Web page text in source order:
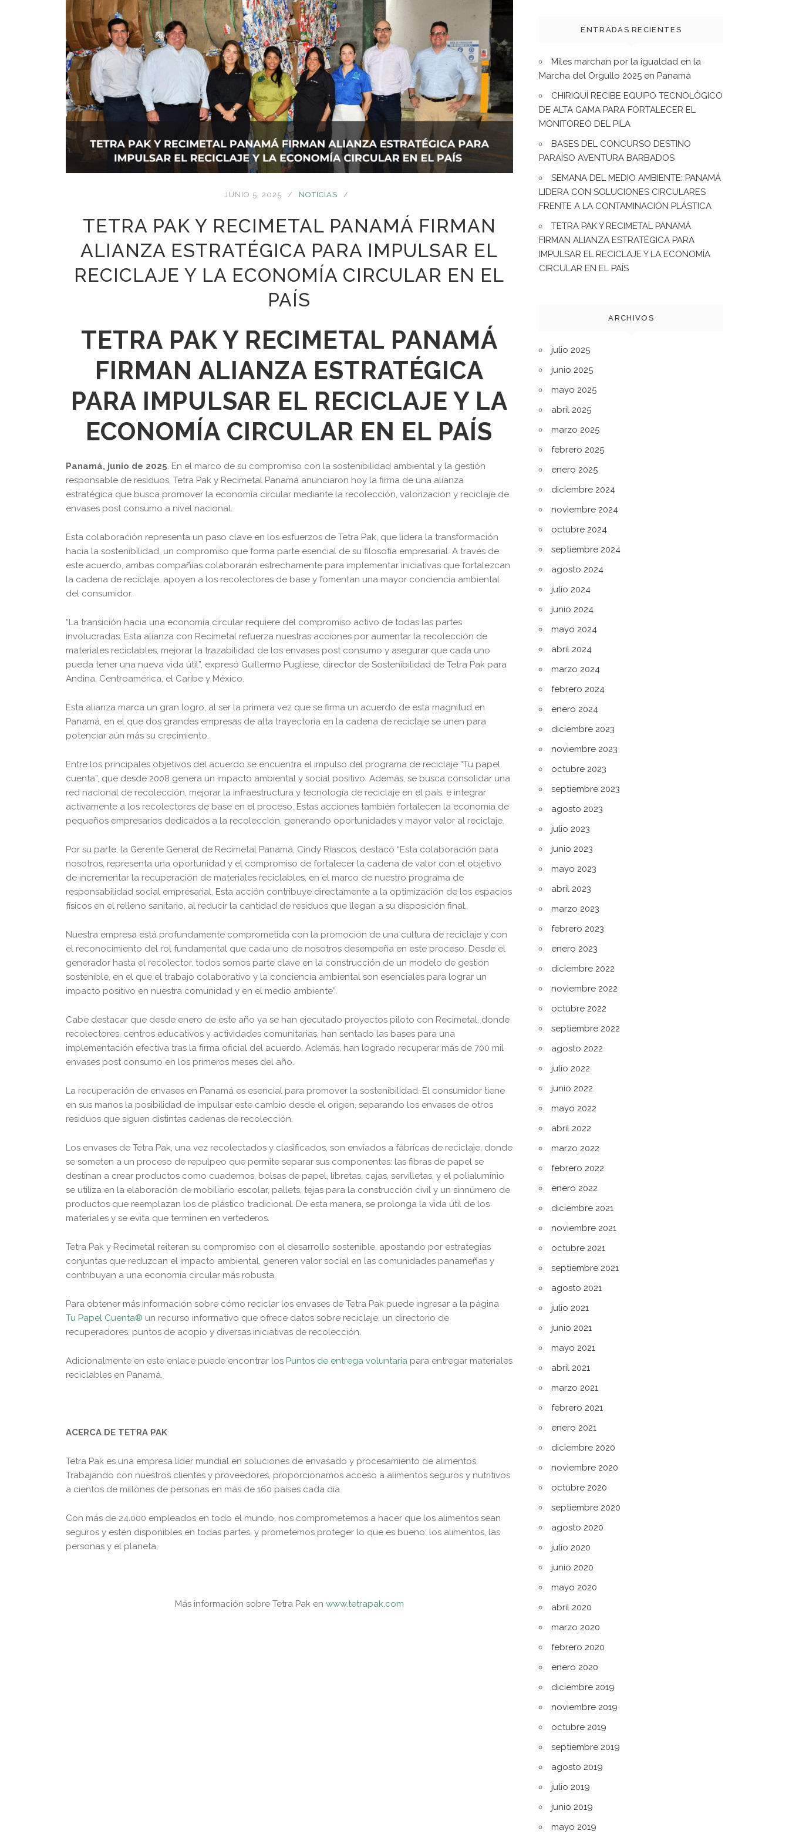
JUNIO 5, 2025 NOTICIAS
TETRA PAK Y RECIMETAL PANAMÁ FIRMAN
ALIANZA ESTRATÉGICA PARA IMPULSAR EL
RECICLAJE Y LA ECONOMÍA CIRCULAR EN EL
PAÍS
TETRA PAK Y RECIMETAL PANAMÁ
FIRMAN ALIANZA ESTRATÉGICA
PARA IMPULSAR EL RECICLAJE Y LA
ECONOMÍA CIRCULAR EN EL PAÍS
Panamá, junio de 2025. En el marco de su compromiso con la sostenibilidad ambiental y la gestión
responsable de residuos, Tetra Pak y Recimetal Panamá anunciaron hoy la firma de una alianza
estratégica que busca promover la economía circular mediante la recolección, valorización y reciclaje de
envases post consumo a nivel nacional.
Esta colaboración representa un paso clave en los esfuerzos de Tetra Pak, que lidera la transformación
hacia la sostenibilidad, un compromiso que forma parte esencial de su filosofía empresarial. A través de
este acuerdo, ambas compañías colaborarán estrechamente para implementar iniciativas que fortalezcan
la cadena de reciclaje, apoyen a los recolectores de base y fomentan una mayor conciencia ambiental
del consumidor.
“La transición hacia una economía circular requiere del compromiso activo de todas las partes
involucradas. Esta alianza con Recimetal refuerza nuestras acciones por aumentar la recolección de
materiales reciclables, mejorar la trazabilidad de los envases post consumo y asegurar que cada uno
pueda tener una nueva vida útil”, expresó Guillermo Pugliese, director de Sostenibilidad de Tetra Pak para
Andina, Centroamérica, el Caribe y México.
Esta alianza marca un gran logro, al ser la primera vez que se firma un acuerdo de esta magnitud en
Panamá, en el que dos grandes empresas de alta trayectoria en la cadena de reciclaje se unen para
potenciar aún más su crecimiento.
Entre los principales objetivos del acuerdo se encuentra el impulso del programa de reciclaje “Tu papel
cuenta”, que desde 2008 genera un impacto ambiental y social positivo. Además, se busca consolidar una
red nacional de recolección, mejorar la infraestructura y tecnología de reciclaje en el país, e integrar
activamente a los recolectores de base en el proceso. Estas acciones también fortalecen la economía de
pequeños empresarios dedicados a la recolección, generando oportunidades y mayor valor al reciclaje.
Por su parte, la Gerente General de Recimetal Panamá, Cindy Riascos, destacó “Esta colaboración para
nosotros, representa una oportunidad y el compromiso de fortalecer la cadena de valor con el objetivo
de incrementar la recuperación de materiales reciclables, en el marco de nuestro programa de
responsabilidad social empresarial. Esta acción contribuye directamente a la optimización de los espacios
físicos en el relleno sanitario, al reducir la cantidad de residuos que llegan a su disposición final.
Nuestra empresa está profundamente comprometida con la promoción de una cultura de reciclaje y con
el reconocimiento del rol fundamental que cada uno de nosotros desempeña en este proceso. Desde el
generador hasta el recolector, todos somos parte clave en la construcción de un modelo de gestión
sostenible, en el que el trabajo colaborativo y la conciencia ambiental son esenciales para lograr un
impacto positivo en nuestra comunidad y en el medio ambiente”.
Cabe destacar que desde enero de este año ya se han ejecutado proyectos piloto con Recimetal, donde
recolectores, centros educativos y actividades comunitarias, han sentado las bases para una
implementación efectiva tras la firma oficial del acuerdo. Además, han logrado recuperar más de 700 mil
envases post consumo en los primeros meses del año.
La recuperación de envases en Panamá es esencial para promover la sostenibilidad. El consumidor tiene
en sus manos la posibilidad de impulsar este cambio desde el origen, separando los envases de otros
residuos que siguen distintas cadenas de recolección.
Los envases de Tetra Pak, una vez recolectados y clasificados, son enviados a fábricas de reciclaje, donde
se someten a un proceso de repulpeo que permite separar sus componentes: las fibras de papel se
destinan a crear productos como cuadernos, bolsas de papel, libretas, cajas, servilletas, y el polialuminio
se utiliza en la elaboración de mobiliario escolar, pallets, tejas para la construcción civil y un sinnúmero de
productos que reemplazan los de plástico tradicional. De esta manera, se prolonga la vida útil de los
materiales y se evita que terminen en vertederos.
Tetra Pak y Recimetal reiteran su compromiso con el desarrollo sostenible, apostando por estrategias
conjuntas que reduzcan el impacto ambiental, generen valor social en las comunidades panameñas y
contribuyan a una economía circular más robusta.
Para obtener más información sobre cómo reciclar los envases de Tetra Pak puede ingresar a la página
Tu Papel Cuenta® un recurso informativo que ofrece datos sobre reciclaje, un directorio de
recuperadores, puntos de acopio y diversas iniciativas de recolección.
Adicionalmente en este enlace puede encontrar los Puntos de entrega voluntaria para entregar materiales
reciclables en Panamá.
ACERCA DE TETRA PAK
Tetra Pak es una empresa líder mundial en soluciones de envasado y procesamiento de alimentos.
Trabajando con nuestros clientes y proveedores, proporcionamos acceso a alimentos seguros y nutritivos
a cientos de millones de personas en más de 160 países cada día.
Con más de 24.000 empleados en todo el mundo, nos comprometemos a hacer que los alimentos sean
seguros y estén disponibles en todas partes, y prometemos proteger lo que es bueno: los alimentos, las
personas y el planeta.
Más información sobre Tetra Pak en www.tetrapak.com
ENTRADAS RECIENTES
Miles marchan por la igualdad en la
Marcha del Orgullo 2025 en Panamá
CHIRIQUÍ RECIBE EQUIPO TECNOLÓGICO
DE ALTA GAMA PARA FORTALECER EL
MONITOREO DEL PILA
BASES DEL CONCURSO DESTINO
PARAÍSO AVENTURA BARBADOS
SEMANA DEL MEDIO AMBIENTE: PANAMÁ
LIDERA CON SOLUCIONES CIRCULARES
FRENTE A LA CONTAMINACIÓN PLÁSTICA
TETRA PAK Y RECIMETAL PANAMÁ
FIRMAN ALIANZA ESTRATÉGICA PARA
IMPULSAR EL RECICLAJE Y LA ECONOMÍA
CIRCULAR EN EL PAÍS
ARCHIVOS
julio 2025
junio 2025
mayo 2025
abril 2025
marzo 2025
febrero 2025
enero 2025
diciembre 2024
noviembre 2024
octubre 2024
septiembre 2024
agosto 2024
julio 2024
junio 2024
mayo 2024
abril 2024
marzo 2024
febrero 2024
enero 2024
diciembre 2023
noviembre 2023
octubre 2023
septiembre 2023
agosto 2023
julio 2023
junio 2023
mayo 2023
abril 2023
marzo 2023
febrero 2023
enero 2023
diciembre 2022
noviembre 2022
octubre 2022
septiembre 2022
agosto 2022
julio 2022
junio 2022
mayo 2022
abril 2022
marzo 2022
febrero 2022
enero 2022
diciembre 2021
noviembre 2021
octubre 2021
septiembre 2021
agosto 2021
julio 2021
junio 2021
mayo 2021
abril 2021
marzo 2021
febrero 2021
enero 2021
diciembre 2020
noviembre 2020
octubre 2020
septiembre 2020
agosto 2020
julio 2020
junio 2020
mayo 2020
abril 2020
marzo 2020
febrero 2020
enero 2020
diciembre 2019
noviembre 2019
octubre 2019
septiembre 2019
agosto 2019
julio 2019
junio 2019
mayo 2019